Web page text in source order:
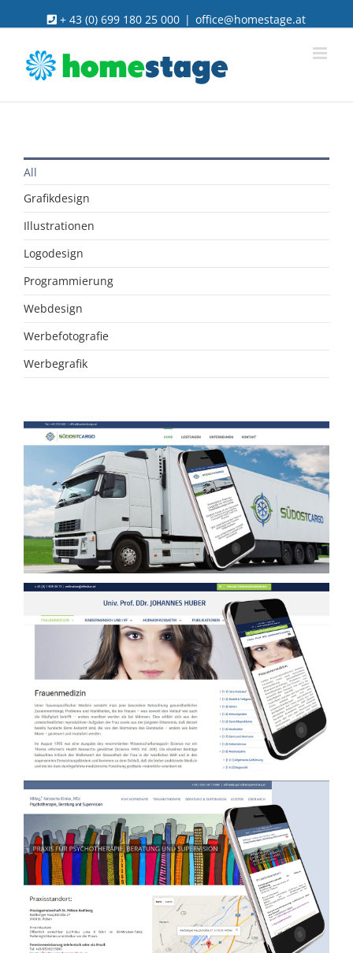
to
content
+ 43 (0) 699 180 25 000 | office@homestage.at
All
Grafikdesign
Illustrationen
Logodesign
Programmierung
Webdesign
Werbefotografie
Werbegrafik